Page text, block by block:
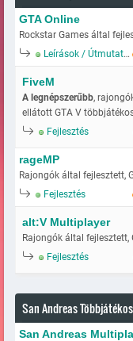
GTA Online
Rockstar Games által
Leírások / Útmutatok
FiveM
A legnépszerűbb,
ellátott GTA V
Fejlesztés
rageMP
Rajongók által fejlesztett,
Fejlesztés
alt:V Multiplayer
Rajongók által
Fejlesztés
San Andreas Többjátékos
San Andreas